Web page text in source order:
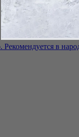
Рекомендуется в